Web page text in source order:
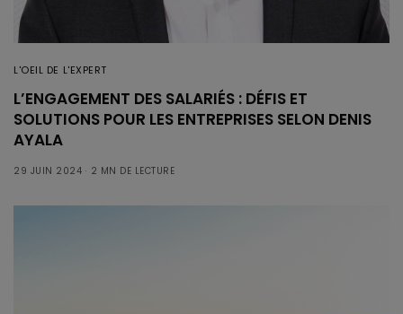
L'OEIL DE L'EXPERT
L’ENGAGEMENT DES SALARIÉS : DÉFIS ET
SOLUTIONS POUR LES ENTREPRISES SELON DENIS
AYALA
29 JUIN 2024 2 MN DE LECTURE